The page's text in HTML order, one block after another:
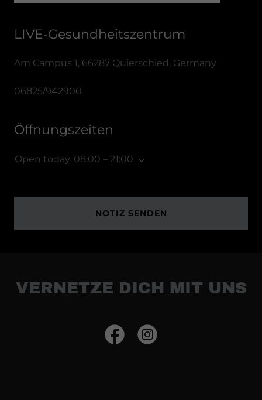
LIVE-Gesundheitszentrum
Am Campus 1, 66287 Quierschied, Germany
06825/942900
Öffnungszeiten
Open today 08:00 – 21:00
NOTIZ SENDEN
VERNETZE DICH MIT UNS